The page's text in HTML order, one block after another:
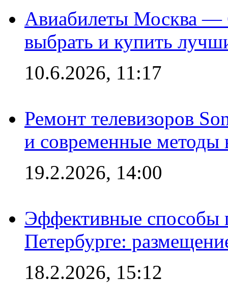
Авиабилеты Москва —
выбрать и купить
10.6.2026, 11:17
Ремонт телевизоров
и современные методы
19.2.2026, 14:00
Эффективные способы
Петербурге:
18.2.2026, 15:12